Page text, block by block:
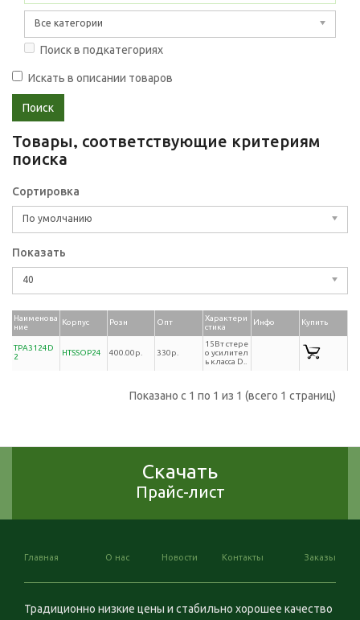
Все категории
Поиск в подкатегориях
Искать в описании товаров
Товары, соответствующие критериям
поиска
Сортировка
По умолчанию
Показать
40
Наименова
ние
Корпус Розн Опт
Характери
стика
Инфо Купить
TPA3124D
2
HTSSOP24 400.00р. 330р.
15Вт стере
о усилител
ь класса D..
Показано с 1 по 1 из 1 (всего 1 страниц)
Скачать
Прайс-лист
Главная О нас Новости Контакты Заказы
Традиционно низкие цены и стабильно хорошее качество